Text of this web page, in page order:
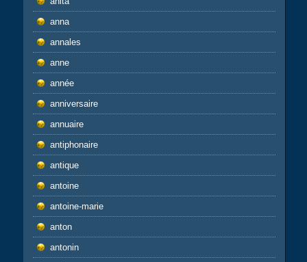
anna
annales
anne
année
anniversaire
annuaire
antiphonaire
antique
antoine
antoine-marie
anton
antonin